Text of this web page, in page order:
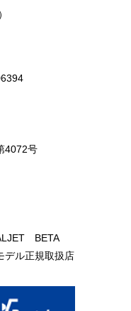
4072号
BETA
デル正規取扱店